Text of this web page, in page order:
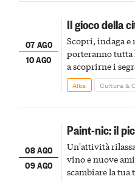
07 AGO
10 AGO
Il gioco della
Scopri, indaga e
porteranno tutta
a scoprirne i
Alba Cultura &
08 AGO
09 AGO
Paint-nic: il
Un'attività
vino e nuove
scambiare la tua